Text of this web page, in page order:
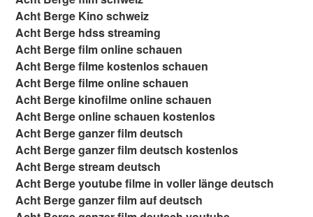
Acht Berge Kino schweiz
Acht Berge hdss streaming
Acht Berge film online schauen
Acht Berge filme kostenlos schauen
Acht Berge filme online schauen
Acht Berge kinofilme online schauen
Acht Berge online schauen kostenlos
Acht Berge ganzer film deutsch
Acht Berge ganzer film deutsch kostenlos
Acht Berge stream deutsch
Acht Berge youtube filme in voller länge deutsch
Acht Berge ganzer film auf deutsch